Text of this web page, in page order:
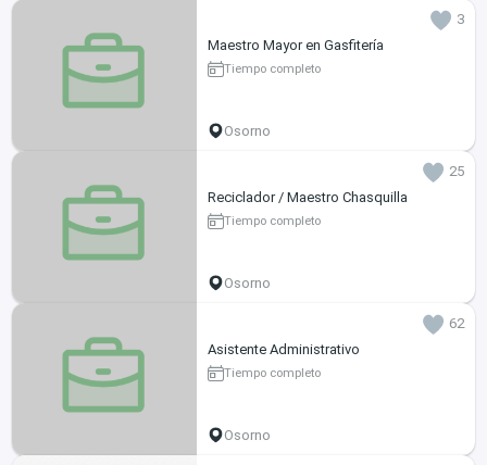
3
Maestro Mayor en Gasfitería
Tiempo completo
Osorno
25
Reciclador / Maestro Chasquilla
Tiempo completo
Osorno
62
Asistente Administrativo
Tiempo completo
Osorno